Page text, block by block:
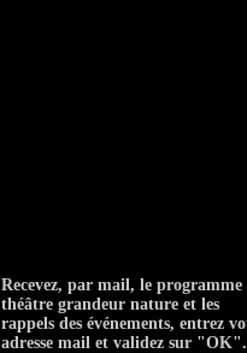
Recevez, par mail, le programme
théâtre grandeur nature et les
rappels des événements, entrez
adresse mail et validez sur "OK".